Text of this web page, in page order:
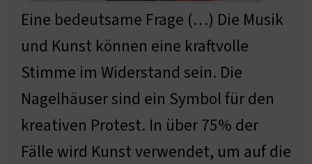
Eine bedeutsame Frage (…) Die Musik
und Kunst können eine kraftvolle
Stimme im Widerstand sein. Die
Nagelhäuser sind ein Symbol für den
kreativen Protest. In über 75% der
Fälle wird Kunst verwendet, um auf die